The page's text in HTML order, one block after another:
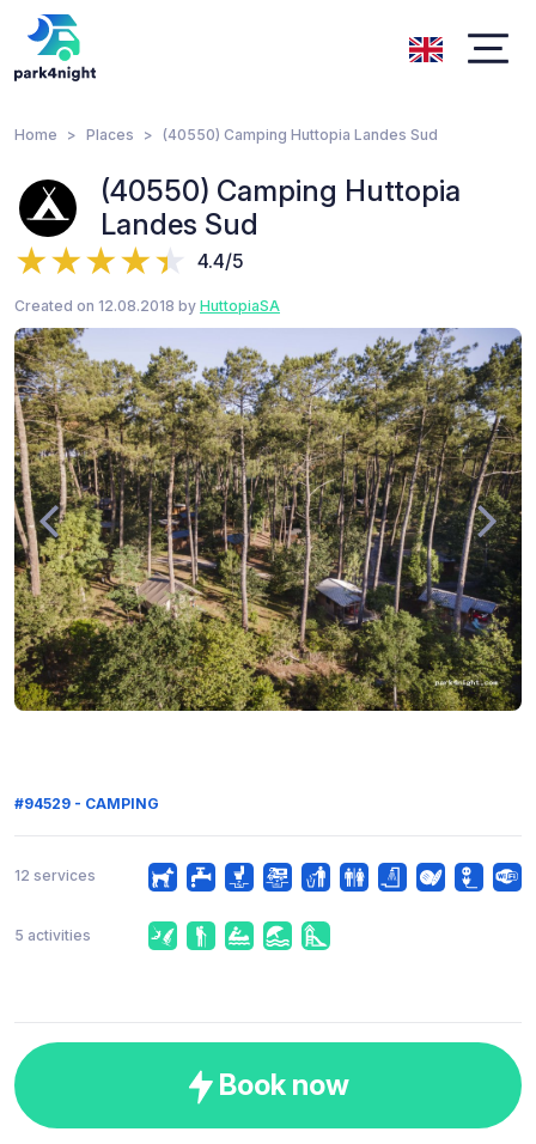
Home Places (40550) Camping Huttopia Landes Sud
(40550) Camping Huttopia
Landes Sud
4.4/5
Created on 12.08.2018 by HuttopiaSA
#94529 - CAMPING
12 services
5 activities
Book now